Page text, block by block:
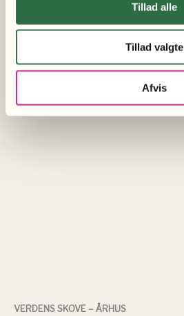
Tillad alle
Tillad valgte
Afvis
VERDENS SKOVE – ÅRHUS